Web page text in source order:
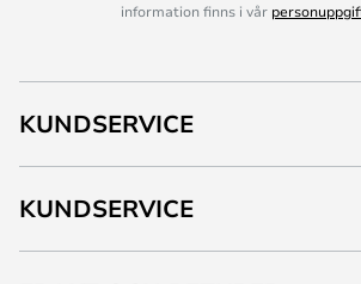
information finns i vår
KUNDSERVICE
KUNDSERVICE